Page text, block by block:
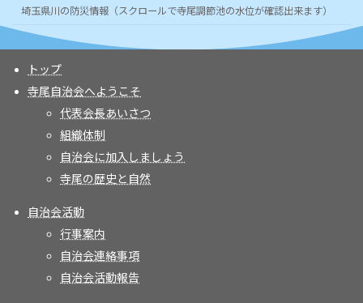
埼玉県川の防災情報（スクロールで寺尾調節池の水位が確認出来ます）
トップ
寺尾自治会へようこそ
代表会長あいさつ
組織体制
自治会に加入しましょう
寺尾の歴史と自然
自治会活動
行事案内
自治会連絡事項
自治会活動報告